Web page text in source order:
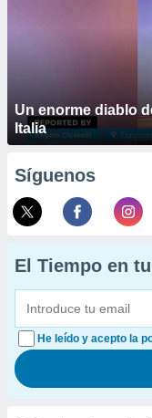
Un enorme diablo
Italia
Síguenos
El Tiempo en tu
He leído y acepto la